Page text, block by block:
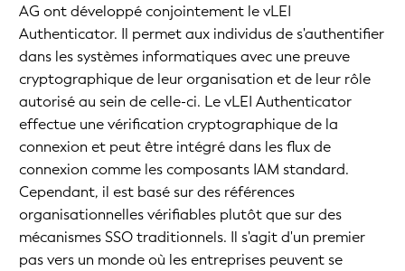
AG ont développé conjointement le vLEI
Authenticator. Il permet aux individus de s'authentifier
dans les systèmes informatiques avec une preuve
cryptographique de leur organisation et de leur rôle
autorisé au sein de celle-ci. Le vLEI Authenticator
effectue une vérification cryptographique de la
connexion et peut être intégré dans les flux de
connexion comme les composants IAM standard.
Cependant, il est basé sur des références
organisationnelles vérifiables plutôt que sur des
mécanismes SSO traditionnels. Il s'agit d'un premier
pas vers un monde où les entreprises peuvent se